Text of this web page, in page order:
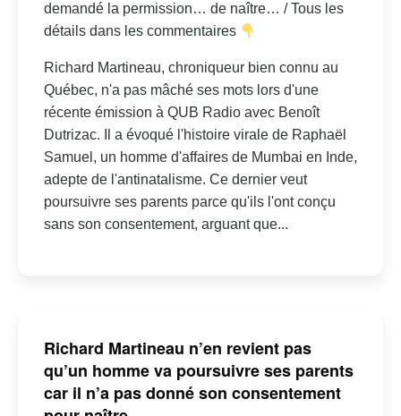
demandé la permission… de naître… / Tous les
détails dans les commentaires
Richard Martineau, chroniqueur bien connu au
Québec, n'a pas mâché ses mots lors d'une
récente émission à QUB Radio avec Benoît
Dutrizac. Il a évoqué l'histoire virale de Raphaël
Samuel, un homme d'affaires de Mumbai en Inde,
adepte de l'antinatalisme. Ce dernier veut
poursuivre ses parents parce qu'ils l'ont conçu
sans son consentement, arguant que...
Richard Martineau n’en revient pas
qu’un homme va poursuivre ses parents
car il n’a pas donné son consentement